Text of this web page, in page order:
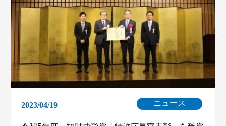
2023/04/19 ニュース